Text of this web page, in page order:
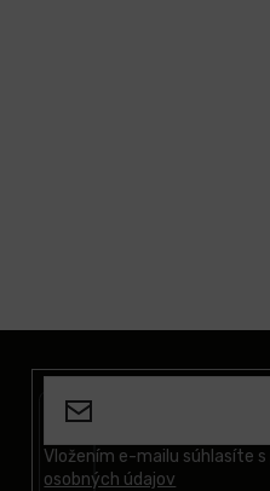
Vložením e-mailu súhlasíte s
osobných údajov